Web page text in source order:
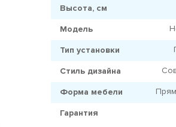
Высота, см
Модель
Тип установки
Стиль дизайна
Форма мебели
Гарантия